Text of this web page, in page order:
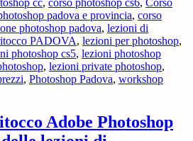
padova e provincia, corso
photoshop padova, lezioni di
PADOVA, lezioni per photoshop,
photoshop cs5, lezioni photoshop
, lezioni private photoshop,
, Photoshop Padova, workshop
Adobe Photoshop